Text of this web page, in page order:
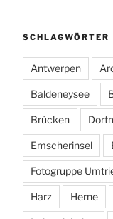
SCHLAGWÖRTER
Antwerpen
Baldeneysee
Brücken
Emscherinsel
Fotogruppe
Harz Herne